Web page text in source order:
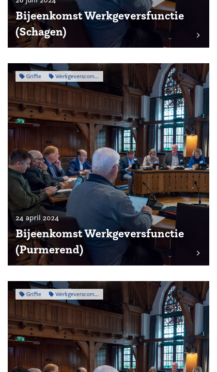
Bijeenkomst Werkgeversfunctie
(Schagen)
Griffie Werkgeverscommissie
24 april 2024
Bijeenkomst Werkgeversfunctie
(Purmerend)
Griffie Werkgeverscommissie